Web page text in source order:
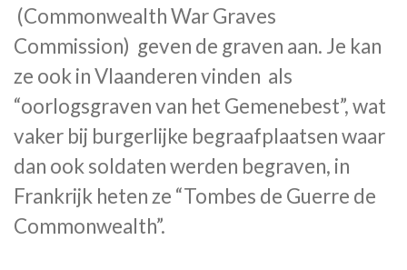
(Commonwealth War Graves
Commission) geven de graven aan. Je kan
ze ook in Vlaanderen vinden als
“oorlogsgraven van het Gemenebest”, wat
vaker bij burgerlijke begraafplaatsen waar
dan ook soldaten werden begraven, in
Frankrijk heten ze “Tombes de Guerre de
Commonwealth”.